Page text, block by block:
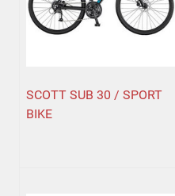
SCOTT SUB 30 / SPORT
BIKE